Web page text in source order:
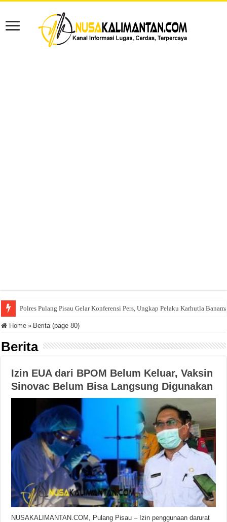
Polres Pulang Pisau Gelar Konferensi Pers, Ungkap Pelaku Karhutla
Home » Berita (page 80)
Berita
Izin EUA dari BPOM Belum Keluar, Vaksin
Sinovac Belum Bisa Langsung Digunakan
NUSAKALIMANTAN.COM, Pulang Pisau – Izin penggunaan darurat